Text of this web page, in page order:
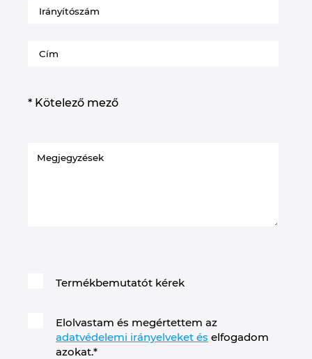
* Kötelező mező
Termékbemutatót kérek
Elolvastam és megértettem az
adatvédelemi irányelveket és elfogadom
azokat.*